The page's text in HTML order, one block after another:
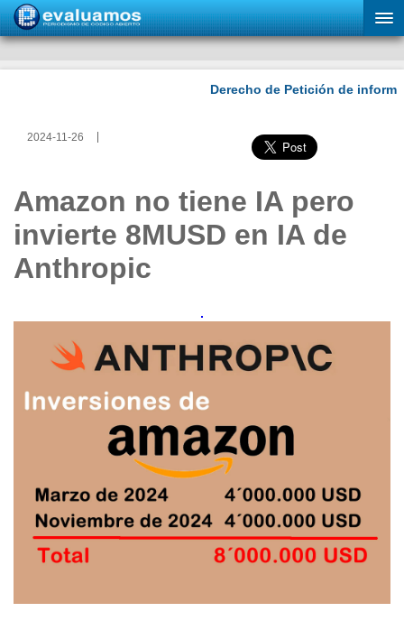
2024-11-26
Amazon no tiene IA pero
invierte 8MUSD en IA de
Anthropic